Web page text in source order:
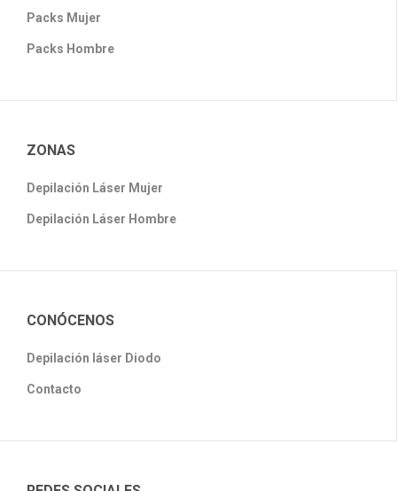
Packs Mujer
Packs Hombre
ZONAS
Depilación Láser Mujer
Depilación Láser Hombre
CONÓCENOS
Depilación láser Diodo
Contacto